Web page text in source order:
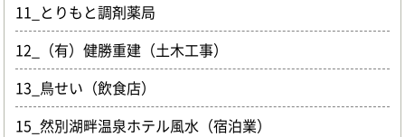
11_とりもと調剤薬局
12_（有）健勝重建（土木工事）
13_鳥せい（飲食店）
15_然別湖畔温泉ホテル風水（宿泊業）